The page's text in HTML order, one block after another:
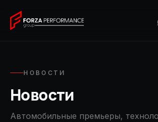
НОВОСТИ
Новости
Автомобильные премьеры,